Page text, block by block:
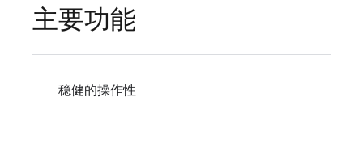
主要功能
稳健的操作性